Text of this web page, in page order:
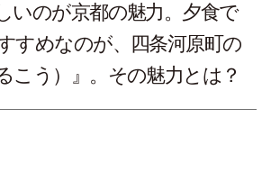
いのが京都の魅力。夕食で
すめなのが、四条河原町の
こう）』。その魅力とは？